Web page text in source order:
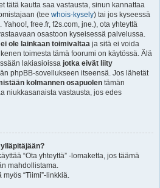
tätä kautta saa vastausta, sinun kannattaa
(tee whois-kysely) tai jos kyseessä
free.fr, f2s.com, jne.), ota yhteyttä
osastoon kyseisessä palvelussa.
ei ole lainkaan toimivaltaa ja sitä ei voida
toimesta tämä foorumi on käytössä. Älä
lakiasioissa jotka eivät liity
phpBB-sovellukseen itseensä. Jos lähetät
kolmannen osapuolen tämän
niukkasanaista vastausta, jos edes
“Ota yhteyttä” -lomaketta, jos täämä
mahdollistama.
“Tiimi”-linkkiä.